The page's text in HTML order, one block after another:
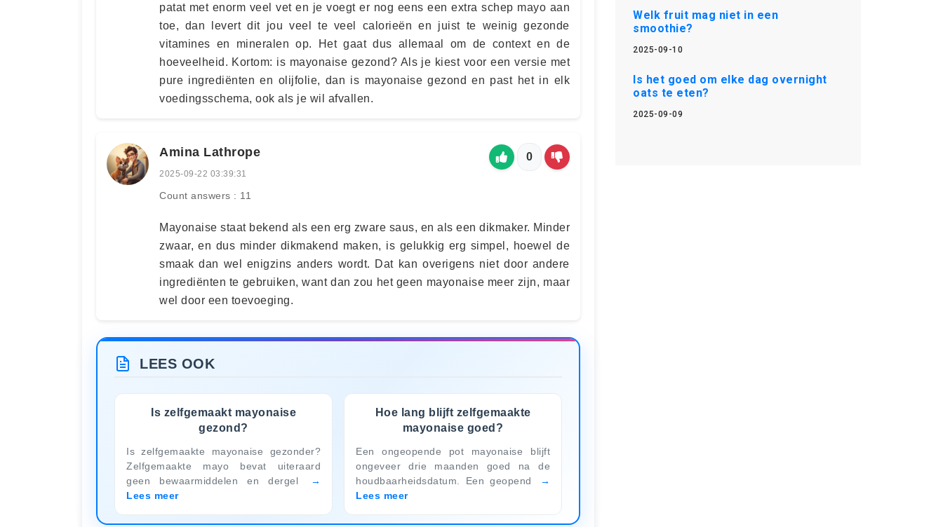
patat met enorm veel vet en je voegt er nog eens een extra schep mayo aan
toe, dan levert dit jou veel te veel calorieën en juist te weinig gezonde
vitamines en mineralen op. Het gaat dus allemaal om de context en de
hoeveelheid. Kortom: is mayonaise gezond? Als je kiest voor een versie met
pure ingrediënten en olijfolie, dan is mayonaise gezond en past het in elk
voedingsschema, ook als je wil afvallen.
Amina Lathrope
2025-09-22 03:39:31
Count answers : 11
0
Mayonaise staat bekend als een erg zware saus, en als een dikmaker. Minder
zwaar, en dus minder dikmakend maken, is gelukkig erg simpel, hoewel de
smaak dan wel enigzins anders wordt. Dat kan overigens niet door andere
ingrediënten te gebruiken, want dan zou het geen mayonaise meer zijn, maar
wel door een toevoeging.
LEES OOK
Is zelfgemaakt mayonaise
gezond?
Is zelfgemaakte mayonaise gezonder?
Zelfgemaakte mayo bevat uiteraard
geen bewaarmiddelen en dergel
Lees meer
Hoe lang blijft zelfgemaakte
mayonaise goed?
Een ongeopende pot mayonaise blijft
ongeveer drie maanden goed na de
houdbaarheidsdatum. Een geopend
Lees meer
Welk fruit mag niet in een
smoothie?
2025-09-10
Is het goed om elke dag overnight
oats te eten?
2025-09-09